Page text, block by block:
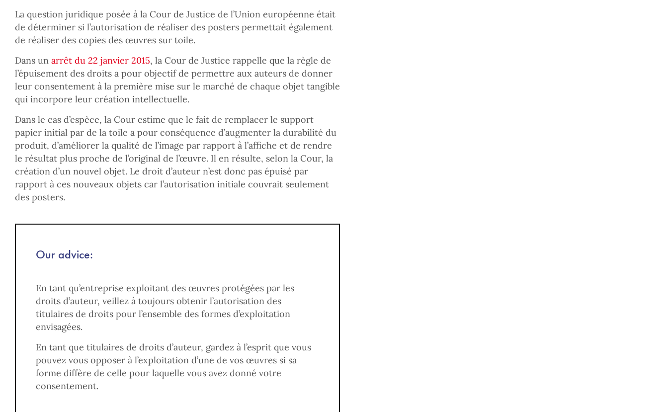
La question juridique posée à la Cour de Justice de l’Union européenne était
de déterminer si l’autorisation de réaliser des posters permettait également
de réaliser des copies des œuvres sur toile.
Dans un arrêt du 22 janvier 2015, la Cour de Justice rappelle que la règle de
l’épuisement des droits a pour objectif de permettre aux auteurs de donner
leur consentement à la première mise sur le marché de chaque objet tangible
qui incorpore leur création intellectuelle.
Dans le cas d’espèce, la Cour estime que le fait de remplacer le support
papier initial par de la toile a pour conséquence d’augmenter la durabilité du
produit, d’améliorer la qualité de l’image par rapport à l’affiche et de rendre
le résultat plus proche de l’original de l’œuvre. Il en résulte, selon la Cour, la
création d’un nouvel objet. Le droit d’auteur n’est donc pas épuisé par
rapport à ces nouveaux objets car l’autorisation initiale couvrait seulement
des posters.
Our advice:
En tant qu’entreprise exploitant des œuvres protégées par les
droits d’auteur, veillez à toujours obtenir l’autorisation des
titulaires de droits pour l’ensemble des formes d’exploitation
envisagées.
En tant que titulaires de droits d’auteur, gardez à l’esprit que vous
pouvez vous opposer à l’exploitation d’une de vos œuvres si sa
forme diffère de celle pour laquelle vous avez donné votre
consentement.